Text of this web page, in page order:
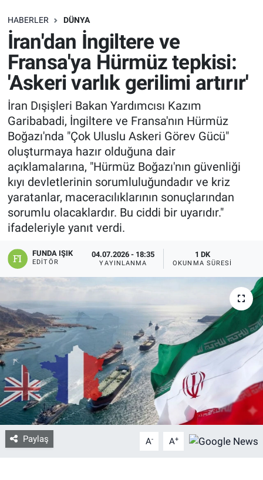
HABERLER DÜNYA
İran'dan İngiltere ve
Fransa'ya Hürmüz tepkisi:
'Askeri varlık gerilimi artırır'
İran Dışişleri Bakan Yardımcısı Kazım
Garibabadi, İngiltere ve Fransa'nın Hürmüz
Boğazı'nda "Çok Uluslu Askeri Görev Gücü"
oluşturmaya hazır olduğuna dair
açıklamalarına, "Hürmüz Boğazı'nın güvenliği
kıyı devletlerinin sorumluluğundadır ve kriz
yaratanlar, maceracılıklarının sonuçlarından
sorumlu olacaklardır. Bu ciddi bir uyarıdır."
ifadeleriyle yanıt verdi.
FUNDA IŞIK
EDITÖR
04.07.2026 - 18:35
YAYINLANMA
1 DK
OKUNMA SÜRESI
Paylaş A- A+
SAĞLIK
EKONOMİ
EĞİTİM
ÖZEL HABER
Keşfet
ASTROLOJİ
MANŞET
RESMİ İLANLAR
İLAN
İletişim/Künye
Yaşam
Gözden Kaçmasın
İletişim (Künye)